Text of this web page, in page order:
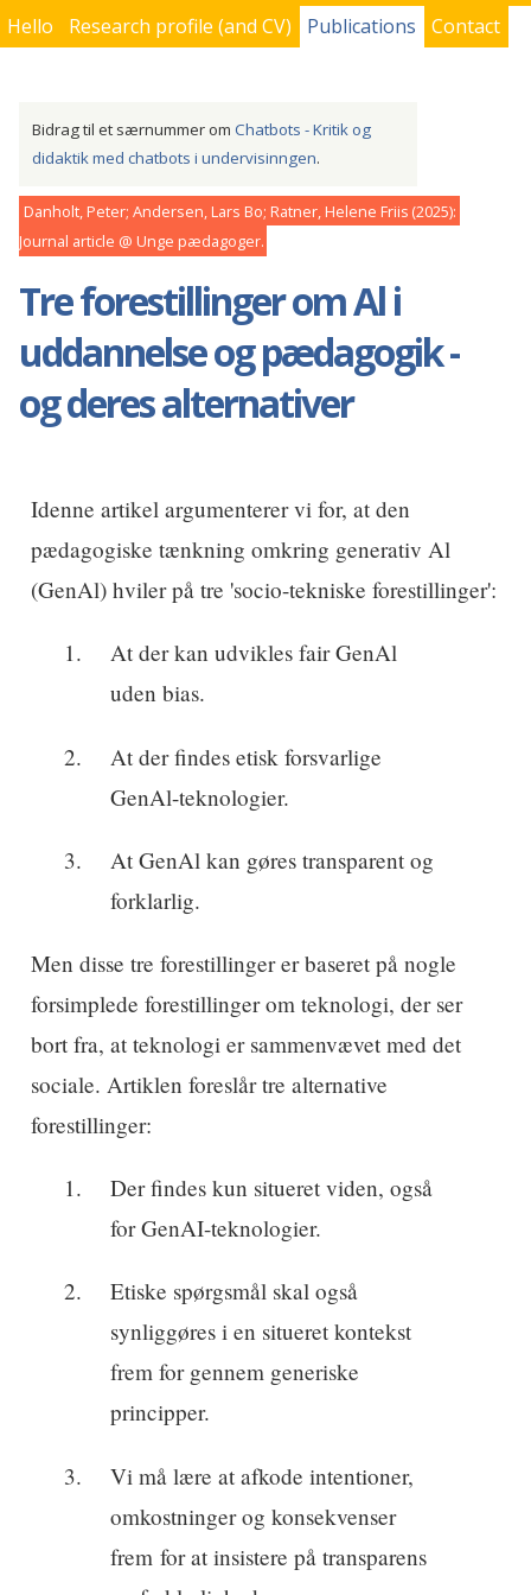
Hello Research profile (and CV) Publications Contact
Bidrag til et særnummer omChatbots - Kritik og
didaktik med chatbots i undervisinngen.
Danholt, Peter; Andersen, Lars Bo; Ratner, Helene Friis 2025
Journal article
Unge pædagoger
Tre forestillinger om Al i
uddannelse og pædagogik -
og deres alternativer
Idenne artikel argumenterer vi for, at den
pædagogiske tænkning omkring generativ Al
(GenAl) hviler på tre 'socio-tekniske forestillinger':
At der kan udvikles fair GenAl
uden bias.
At der findes etisk forsvarlige
GenAl-teknologier.
At GenAl kan gøres transparent og
forklarlig.
Men disse tre forestillinger er baseret på nogle
forsimplede forestillinger om teknologi, der ser
bort fra, at teknologi er sammenvævet med det
sociale. Artiklen foreslår tre alternative
forestillinger:
Der findes kun situeret viden, også
for GenAI-teknologier.
Etiske spørgsmål skal også
synliggøres i en situeret kontekst
frem for gennem generiske
principper.
Vi må lære at afkode intentioner,
omkostninger og konsekvenser
frem for at insistere på transparens